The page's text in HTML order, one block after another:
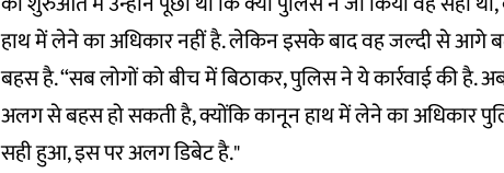
हाथ में लेने का अधिकार नहीं है. लेकिन इसके बाद वह जल्दी से
बहस है. “सब लोगों को बीच में बिठाकर, पुलिस ने ये कार्रवाई की है.
अलग से बहस हो सकती है, क्योंकि कानून हाथ में लेने का अधिकार
सही हुआ, इस पर अलग डिबेट है."